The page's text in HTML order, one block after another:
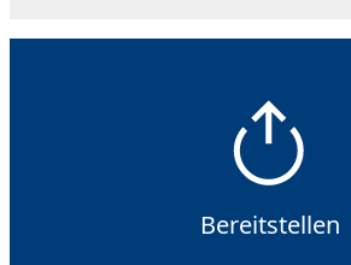
Bereitstellen